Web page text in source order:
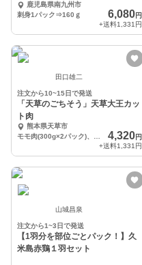
醤油（冷凍）
鹿児島県南九州市
刺身1パック⇒160ｇ
6,080円
+送料1,331円
田口雄二
注文から10~15日で発送
「天草のごちそう」天草大王カッ
ト肉
熊本県天草市
4,320円
+送料1,331円
山城昌泉
注文から1~3日で発送
【1羽分を部位ごとパック！】久
米島赤鶏１羽セット